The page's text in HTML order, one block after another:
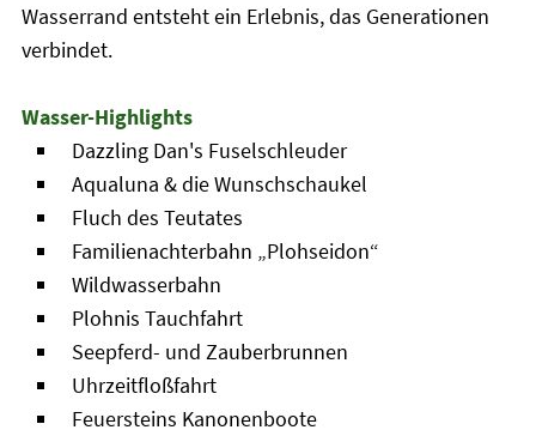
Wasserrand entsteht ein Erlebnis, das Generationen
verbindet.
Wasser-Highlights
Dazzling Dan's Fuselschleuder
Aqualuna & die Wunschschaukel
Fluch des Teutates
Familienachterbahn „Plohseidon“
Wildwasserbahn
Plohnis Tauchfahrt
Seepferd- und Zauberbrunnen
Uhrzeitfloßfahrt
Feuersteins Kanonenboote